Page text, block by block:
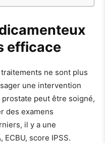
efficace
ne sont plus
une intervention
peut être soigné,
des examens
il y a une
score IPSS.